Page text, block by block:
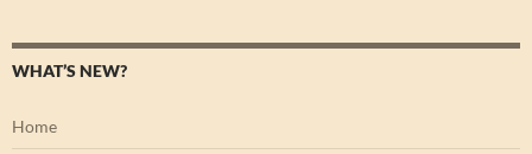
WHAT’S NEW?
Home